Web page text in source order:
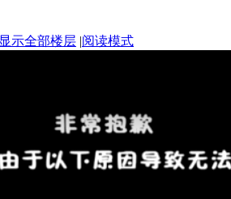
显示全部楼层 |阅读模式